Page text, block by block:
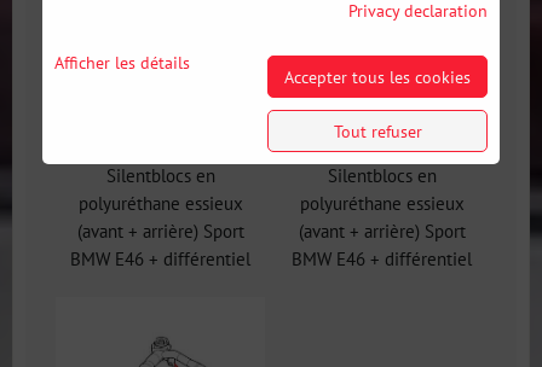
Silentblocs en
polyuréthane essieux
(avant + arrière) Sport
BMW E46 + différentiel
Kit complet de
Silentblocs en
polyuréthane essieux
(avant + arrière) Sport
BMW E46 + différentiel
Privacy declaration
Afficher les détails
Accepter tous les cookies
Tout refuser